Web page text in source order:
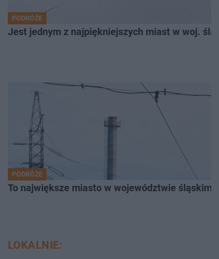
PODRÓŻE
Jest jednym z najpiękniejszych miast w woj.
PODRÓŻE
To największe miasto w województwie
LOKALNIE: